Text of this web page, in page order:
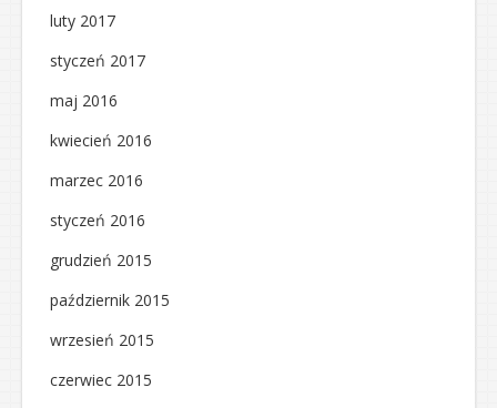
luty 2017
styczeń 2017
maj 2016
kwiecień 2016
marzec 2016
styczeń 2016
grudzień 2015
październik 2015
wrzesień 2015
czerwiec 2015